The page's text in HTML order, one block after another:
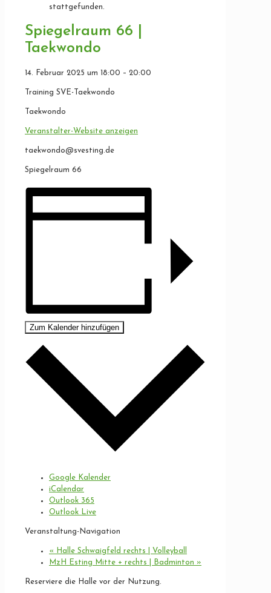
stattgefunden.
Spiegelraum 66 |
Taekwondo
14. Februar 2025 um 18:00 – 20:00
Training SVE-Taekwondo
Taekwondo
Veranstalter-Website anzeigen
taekwondo@svesting.de
Spiegelraum 66
Zum Kalender hinzufügen
Google Kalender
iCalendar
Outlook 365
Outlook Live
Veranstaltung-Navigation
« Halle Schwaigfeld rechts | Volleyball
MzH Esting Mitte + rechts | Badminton »
Reserviere die Halle vor der Nutzung.